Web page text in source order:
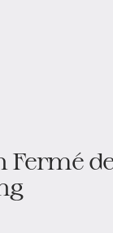
Fermé